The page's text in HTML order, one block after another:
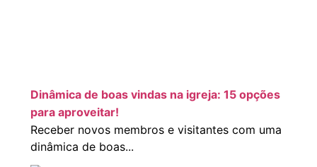
Dinâmica de boas vindas na igreja: 15 opções
para aproveitar!
Receber novos membros e visitantes com uma
dinâmica de boas...